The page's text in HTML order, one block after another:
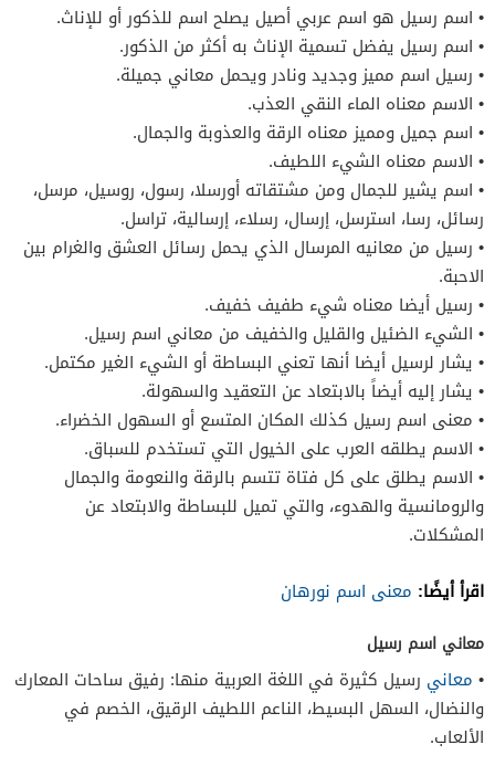
• اسم رسيل هو اسم عربي أصيل يصلح اسم للذكور أو للإناث.
• اسم رسيل يفضل تسمية الإناث به أكثر من الذكور.
• رسيل اسم مميز وجديد ونادر ويحمل معاني جميلة.
• الاسم معناه الماء النقي العذب.
• اسم جميل ومميز معناه الرقة والعذوبة والجمال.
• الاسم معناه الشيء اللطيف.
• اسم يشير للجمال ومن مشتقاته أورسلا، رسول، روسيل، مرسل،
رسائل، رسا، استرسل، إرسال، رسلاء، إرسالية، تراسل.
• رسيل من معانيه المرسال الذي يحمل رسائل العشق والغرام بين
الاحبة.
• رسيل أيضا معناه شيء طفيف خفيف.
• الشيء الضئيل والقليل والخفيف من معاني اسم رسيل.
• يشار لرسيل أيضا أنها تعني البساطة أو الشيء الغير مكتمل.
• يشار إليه أيضاً بالابتعاد عن التعقيد والسهولة.
• معنى اسم رسيل كذلك المكان المتسع أو السهول الخضراء.
• الاسم يطلقه العرب على الخيول التي تستخدم للسباق.
• الاسم يطلق على كل فتاة تتسم بالرقة والنعومة والجمال
والرومانسية والهدوء، والتي تميل للبساطة والابتعاد عن
المشكلات.
اقرأ أيضًا: معنى اسم نورهان
معاني اسم رسيل
• معاني رسيل كثيرة في اللغة العربية منها: رفيق ساحات المعارك
والنضال، السهل البسيط، الناعم اللطيف الرقيق، الخصم في
الألعاب.